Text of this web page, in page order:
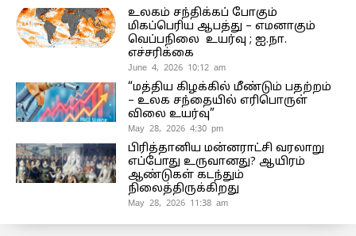
உலகம் சந்திக்கப் போகும்
மிகப்பெரிய ஆபத்து – எமனாகும்
வெப்பநிலை உயர்வு ; ஐ.நா.
எச்சரிக்கை
June 4, 2026 10:12 am
“மத்திய கிழக்கில் மீண்டும் பதற்றம்
– உலக சந்தையில் எரிபொருள்
விலை உயர்வு”
May 28, 2026 4:30 pm
பிரித்தானிய மன்னராட்சி வரலாறு
எப்போது உருவானது? ஆயிரம்
ஆண்டுகள் கடந்தும்
நிலைத்திருக்கிறது
May 28, 2026 11:38 am